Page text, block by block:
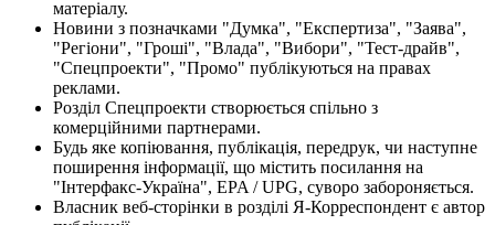
матеріалу.
Новини з позначками "Думка", "Експертиза", "Заява",
"Регіони", "Гроші", "Влада", "Вибори", "Тест-драйв",
"Спецпроекти", "Промо" публікуються на правах
реклами.
Розділ Спецпроекти створюється спільно з
комерційними партнерами.
Будь яке копіювання, публікація, передрук, чи наступне
поширення інформації, що містить посилання на
"Інтерфакс-Україна", EPA / UPG, суворо забороняється.
Власник веб-сторінки в розділі Я-Корреспондент є автор